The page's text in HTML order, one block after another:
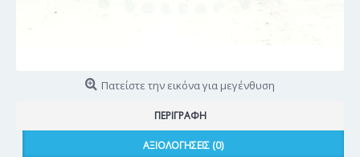
Πατείστε την εικόνα για μεγένθυση
ΠΕΡΙΓΡΑΦΉ
ΑΞΙΟΛΟΓΉΣΕΙΣ (0)